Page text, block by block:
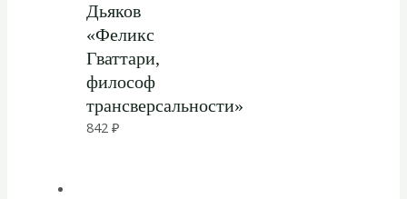
Дьяков
«Феликс
Гваттари,
философ
трансверсальности»
842₽